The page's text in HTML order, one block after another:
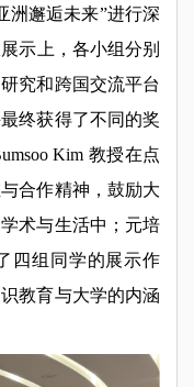
洲邂逅未来”进行深
示上，各小组分别
究和跨国交流平台
终获得了不同的奖
Kim 教授在点
合作精神，鼓励大
术与生活中；元培
四组同学的展示作
教育与大学的内涵